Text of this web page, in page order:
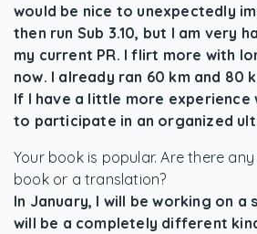
would be nice to unexpectedly
then run Sub 3.10, but I am very
my current PR. I flirt more with
now. I already ran 60 km and 80
If I have a little more experience
to participate in an organized
Your book is popular. Are there
book or a translation?
In January, I will be working on a
will be a completely different